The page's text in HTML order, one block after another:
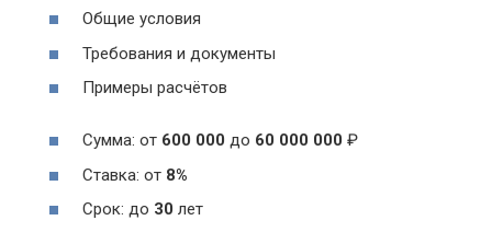
Общие условия
Требования и документы
Примеры расчётов
Сумма: от 600 000 до 60 000 000 ₽
Ставка: от 8%
Срок: до 30 лет